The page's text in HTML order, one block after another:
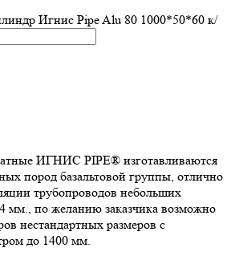
Игнис Pipe Alu 80 1000*50*60 к/
ИГНИС PIPE® изготавливаются
пород базальтовой группы, отлично
трубопроводов небольших
мм., по желанию заказчика возможно
нестандартных размеров с
до 1400 мм.